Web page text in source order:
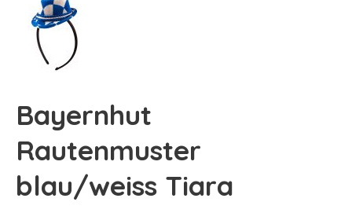
Bayernhut
Rautenmuster
blau/weiss Tiara